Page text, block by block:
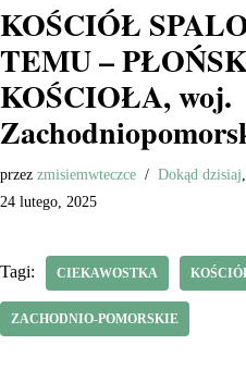
KOŚCIÓŁ
TEMU –
KOŚCIOŁA, woj.
przez zmisiemwteczce Dokąd dzisiaj
24 lutego, 2025
Tagi: CIEKAWOSTKA
ZACHODNIO-POMORSKIE